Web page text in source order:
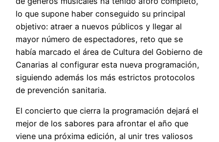
lo que supone haber conseguido su principal
objetivo: atraer a nuevos públicos y llegar al
mayor número de espectadores, reto que se
había marcado el área de Cultura del Gobierno de
Canarias al configurar esta nueva programación,
siguiendo además los más estrictos protocolos
de prevención sanitaria.
El concierto que cierra la programación dejará el
mejor de los sabores para afrontar el año que
viene una próxima edición, al unir tres valiosos